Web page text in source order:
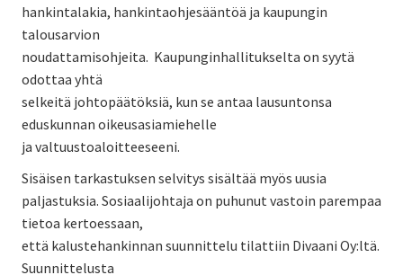
hankintalakia, hankintaohjesääntöä ja kaupungin
talousarvion
noudattamisohjeita. Kaupunginhallitukselta on syytä
odottaa yhtä
selkeitä johtopäätöksiä, kun se antaa lausuntonsa
eduskunnan oikeusasiamiehelle
ja valtuustoaloitteeseeni.
Sisäisen tarkastuksen selvitys sisältää myös uusia
paljastuksia. Sosiaalijohtaja on puhunut vastoin parempaa
tietoa kertoessaan,
että kalustehankinnan suunnittelu tilattiin Divaani Oy:ltä.
Suunnittelusta